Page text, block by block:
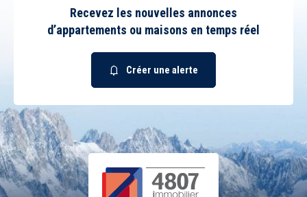
Recevez les nouvelles annonces
d’appartements ou maisons en temps réel
Créer une alerte